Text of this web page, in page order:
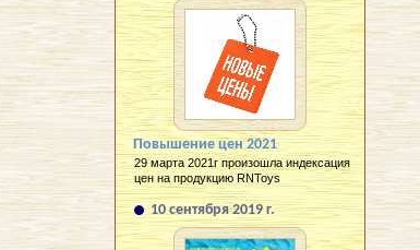
Повышение цен 2021
29 марта 2021г произошла индексация
цен на продукцию RNToys
10 сентября 2019 г.